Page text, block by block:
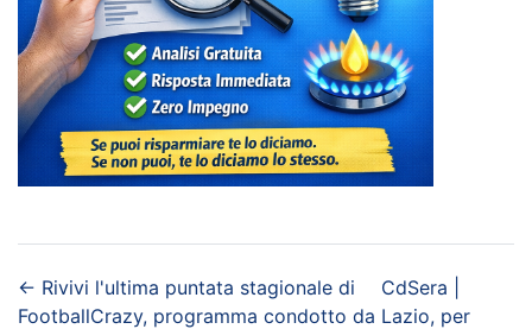
← Rivivi l'ultima puntata stagionale di
FootballCrazy, programma condotto da
CdSera |
Lazio, per